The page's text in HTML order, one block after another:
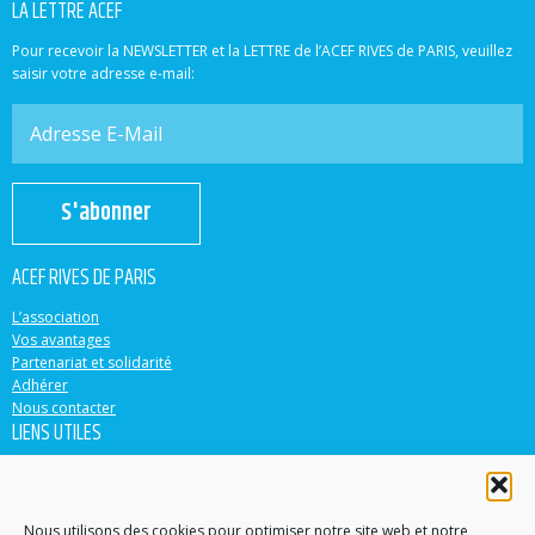
Nous utilisons des cookies pour optimiser notre site web et notre
LA LETTRE ACEF
Pour recevoir la NEWSLETTER et la LETTRE de l’ACEF RIVES de PARIS, veuillez
saisir votre adresse e-mail:
S'abonner
ACEF RIVES DE PARIS
L’association
Vos avantages
Partenariat et solidarité
Adhérer
Nous contacter
LIENS UTILES